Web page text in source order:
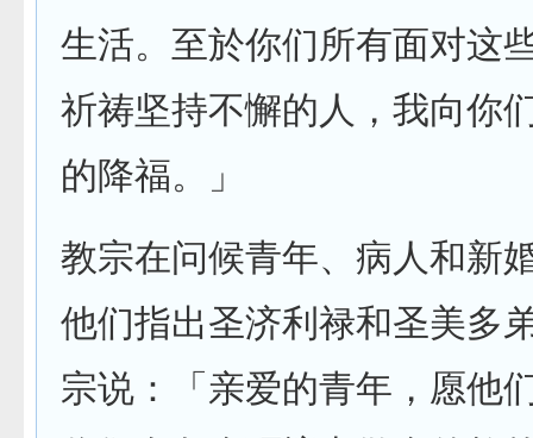
生活。至於你们所有面对这
祈祷坚持不懈的人，我向你
的降福。」
教宗在问候青年、病人和新
他们指出圣济利禄和圣美多
宗说：「亲爱的青年，愿他